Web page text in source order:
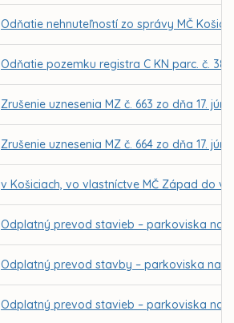
Odňatie nehnuteľností zo správy MČ
Odňatie pozemku registra C KN parc. č.
Zrušenie uznesenia MZ č. 663 zo dňa 17.
Zrušenie uznesenia MZ č. 664 zo dňa 17.
v Košiciach, vo vlastníctve MČ Západ do
Odplatný prevod stavieb – parkoviska na
Odplatný prevod stavby – parkoviska na
Odplatný prevod stavieb – parkoviska na